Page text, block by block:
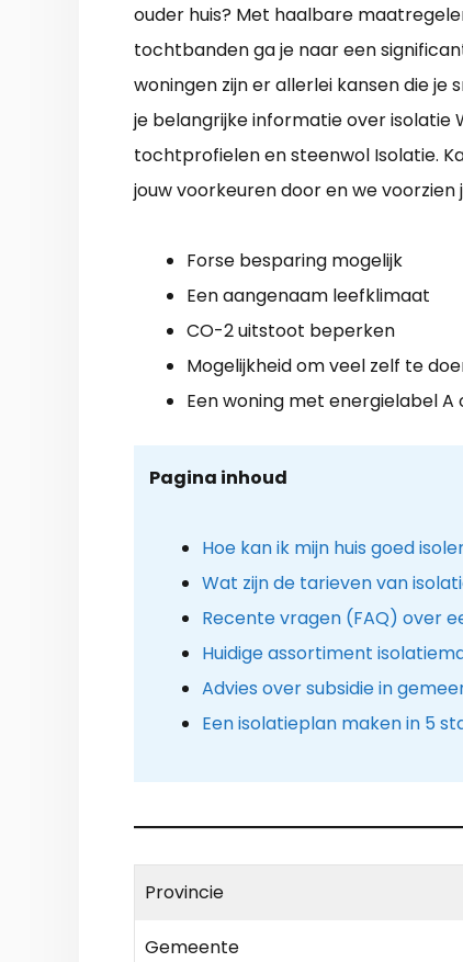
ouder huis? Met haalbare
tochtbanden ga je naar een
woningen zijn er allerlei kansen die
je belangrijke informatie over isolatie
tochtprofielen en steenwol Isolatie.
jouw voorkeuren door en we
Forse besparing mogelijk
Een aangenaam leefklimaat
CO-2 uitstoot beperken
Mogelijkheid om veel zelf te
Een woning met energielabel A
Pagina inhoud
Hoe kan ik mijn huis goed
Wat zijn de tarieven van
Recente vragen (FAQ) over
Huidige assortiment
Advies over subsidie in
Een isolatieplan maken in 5
Provincie
Gemeente